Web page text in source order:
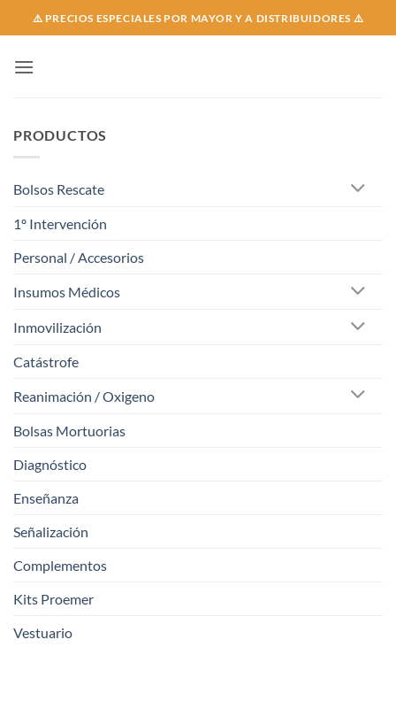
to
⚠️ PRECIOS ESPECIALES POR MAYOR Y A DISTRIBUIDORES ⚠️
PRODUCTOS
Bolsos Rescate
1º Intervención
Personal / Accesorios
Insumos Médicos
Inmovilización
Catástrofe
Reanimación / Oxigeno
Bolsas Mortuorias
Diagnóstico
Enseñanza
Señalización
Complementos
Kits Proemer
Vestuario